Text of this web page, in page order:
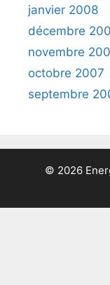
janvier 2008
décembre
novembre
octobre 2007
septembre
© 2026